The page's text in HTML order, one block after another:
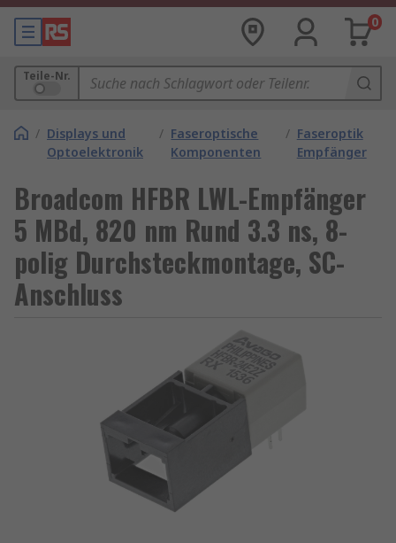
0
Teile-Nr.
/ Displays und
Optoelektronik
/ Faseroptische
Komponenten
/ Faseroptik
Empfänger
Broadcom HFBR LWL-Empfänger
5 MBd, 820 nm Rund 3.3 ns, 8-
polig Durchsteckmontage, SC-
Anschluss